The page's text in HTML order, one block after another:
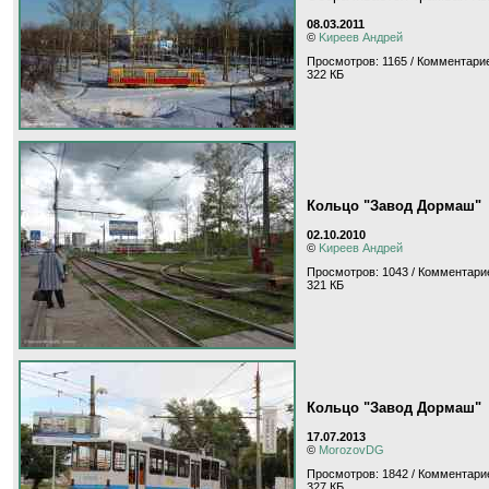
08.03.2011
© Kиpeeв Aндpeй
Просмотров: 1165 /
322 КБ
Кольцо "Завод Дормаш"
02.10.2010
© Kиpeeв Aндpeй
Просмотров: 1043 /
321 КБ
Кольцо "Завод Дормаш"
17.07.2013
© MorozovDG
Просмотров: 1842 /